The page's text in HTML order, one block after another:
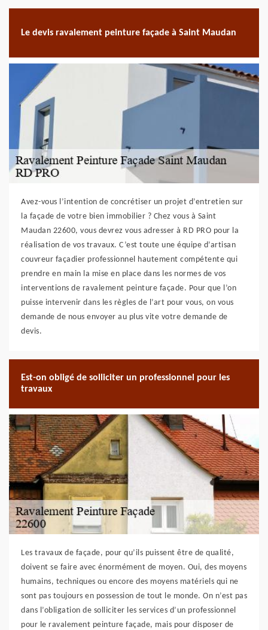
Le devis ravalement peinture façade à Saint Maudan
Avez-vous l’intention de concrétiser un projet d’entretien sur
la façade de votre bien immobilier ? Chez vous à Saint
Maudan 22600, vous devrez vous adresser à RD PRO pour la
réalisation de vos travaux. C’est toute une équipe d’artisan
couvreur façadier professionnel hautement compétente qui
prendre en main la mise en place dans les normes de vos
interventions de ravalement peinture façade. Pour que l’on
puisse intervenir dans les règles de l’art pour vous, on vous
demande de nous envoyer au plus vite votre demande de
devis.
Est-on obligé de solliciter un professionnel pour les
travaux
Les travaux de façade, pour qu’ils puissent être de qualité,
doivent se faire avec énormément de moyen. Oui, des moyens
humains, techniques ou encore des moyens matériels qui ne
sont pas toujours en possession de tout le monde. On n’est pas
dans l’obligation de solliciter les services d’un professionnel
pour le ravalement peinture façade, mais pour disposer de